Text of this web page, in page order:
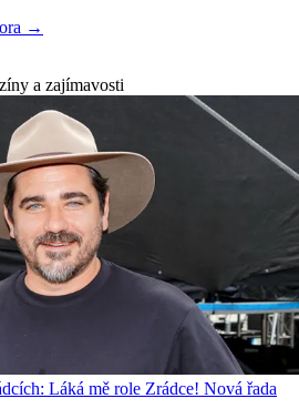
→
a zajímavosti
Láká mě role Zrádce! Nová řada